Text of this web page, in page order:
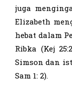
juga
Elizabeth
hebat dalam
Ribka (Kej
Simson dan
Sam 1: 2).